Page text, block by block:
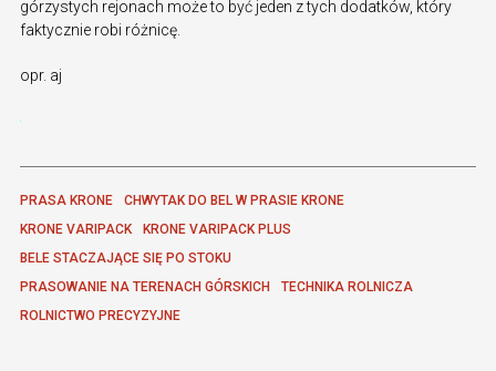
górzystych rejonach może to być jeden z tych dodatków, który
faktycznie robi różnicę.
opr. aj
PRASA KRONE
CHWYTAK DO BEL W PRASIE KRONE
KRONE VARIPACK
KRONE VARIPACK PLUS
BELE STACZAJĄCE SIĘ PO STOKU
PRASOWANIE NA TERENACH GÓRSKICH
TECHNIKA ROLNICZA
ROLNICTWO PRECYZYJNE